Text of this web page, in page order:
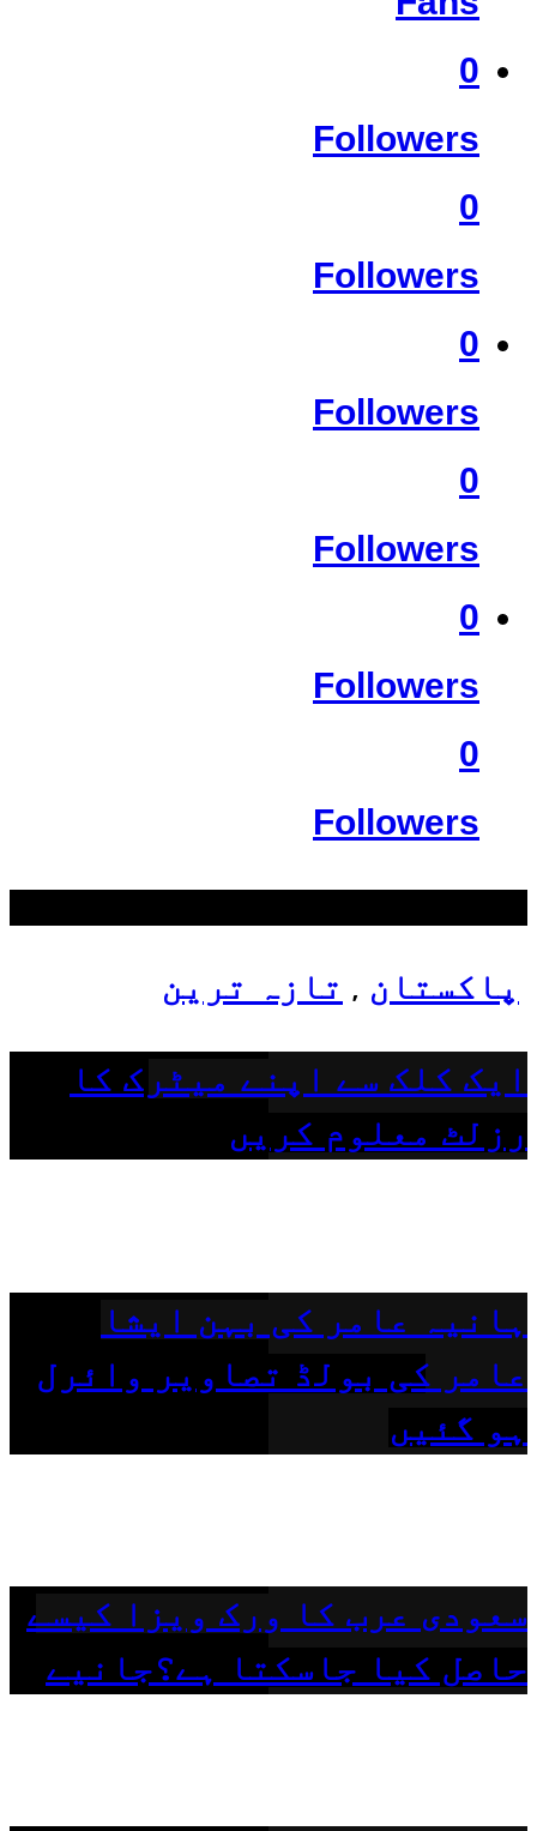
0
Followers
0
Followers
0
Followers
0
Followers
0
Followers
0
Followers
پاکستان , تازہ ترین
ایک کلک سے اپنے میٹرک کا
رزلٹ معلوم کریں
ہانیہ عامر کی بہن ایشا
عامر کی بولڈ تصاویر وائرل
ہو گئیں
سعودی عرب کا ورک ویزا کیسے
حاصل کیا جاسکتا ہے؟جانیے